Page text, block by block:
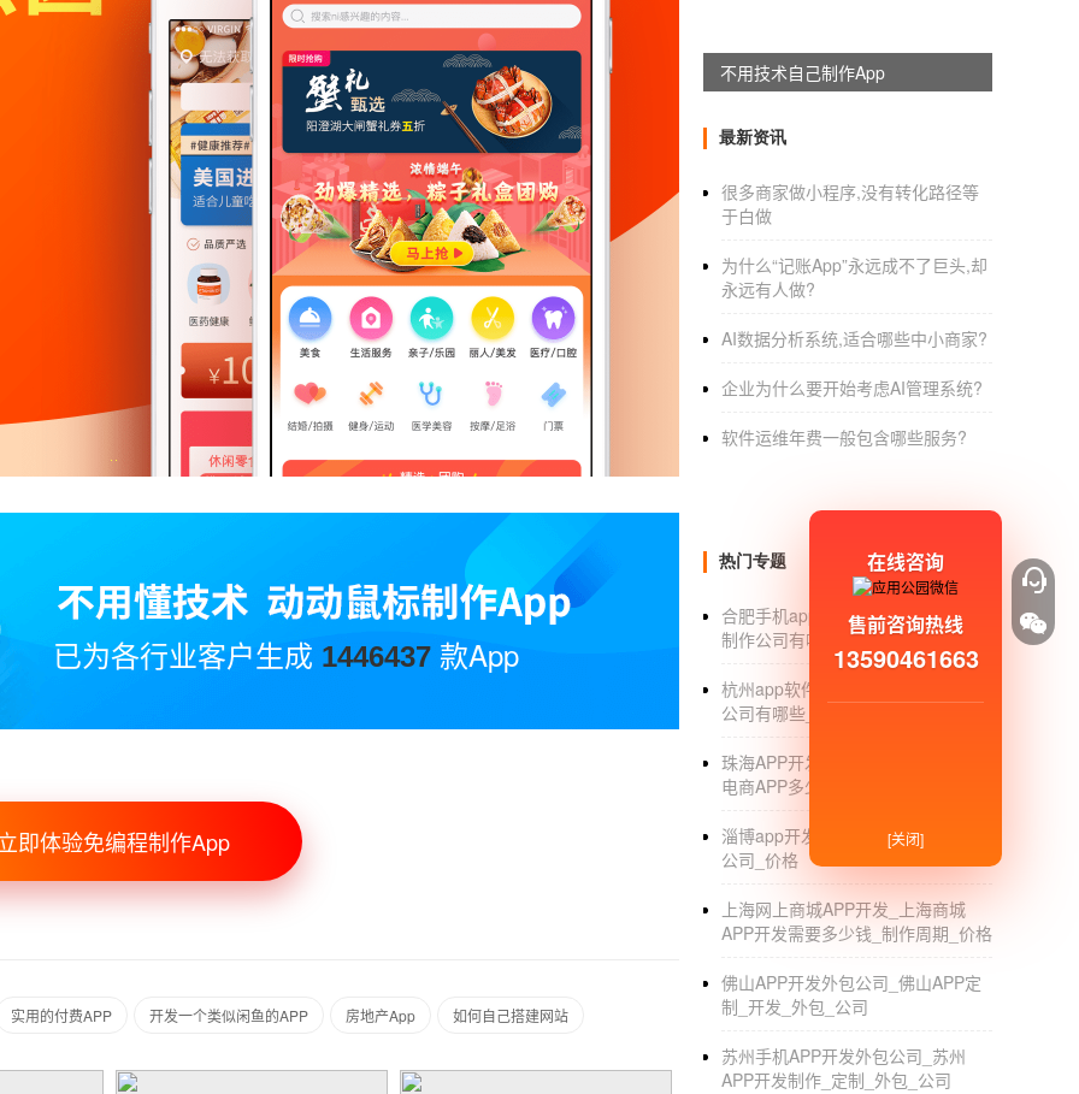
APP是抢占市场的重大决策。但是一般来讲
软件外包开发公司来负责。
什么是软件外包？
软件开发外包主要描述了一种组织选择雇
软件外包有什么优势？
1、 降低企业的人力成本
非互联网企业如果想组建一个专业的研
资本消耗。一个APP的开发，至少需要三个
十几万。
2、 减少时间成本，提高开发效率
为了进入市场更快，企业主们需要更多
功上线非常重要。如果企业主自己组织团队
3、 专人后续维护更加保障
对于传统企业来说，APP开发技术
已为各行业客户生成 1446437 款App
即体验免编程制作App
实用的付费APP 开发一个类似闲鱼的APP 房地产App 如何自己搭建网站
不用技术自己制作App
最新资讯
很多商家做小程序,没有转化路径等
于白做
为什么“记账App”永远成不了巨头,却
永远有人做?
AI数据分析系统,适合哪些中小商家?
企业为什么要开始考虑AI管理系统?
软件运维年费一般包含哪些服务?
热门专题
合肥手机app开发公司_合肥app开发
制作公司有哪些_定制费用
杭州app软件开发_杭州app软件开发
公司有哪些_团队
珠海APP开发公司_在珠海开发一个
电商APP多少钱_价格
淄博app开发_淄博手机app软件开发
公司_价格
上海网上商城APP开发_上海商城
APP开发需要多少钱_制作周期_价格
佛山APP开发外包公司_佛山APP定
制_开发_外包_公司
苏州手机APP开发外包公司_苏州
APP开发制作_定制_外包_公司
在线咨询
售前咨询热线
13590461663
[关闭]